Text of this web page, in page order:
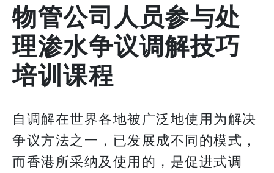
物管公司人员参与处
理渗水争议调解技巧
培训课程
自调解在世界各地被广泛地使用为解决
争议方法之一，已发展成不同的模式，
而香港所采纳及使用的，是促进式调